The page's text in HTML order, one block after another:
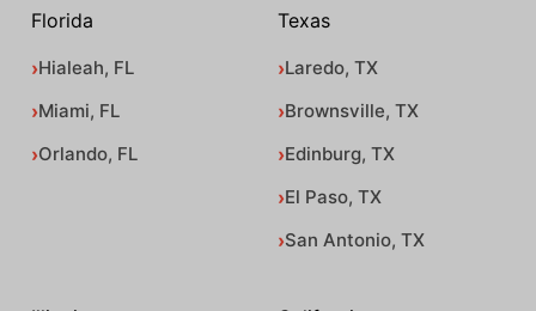
Florida
Hialeah, FL
Miami, FL
Orlando, FL
Texas
Laredo, TX
Brownsville, TX
Edinburg, TX
El Paso, TX
San Antonio, TX